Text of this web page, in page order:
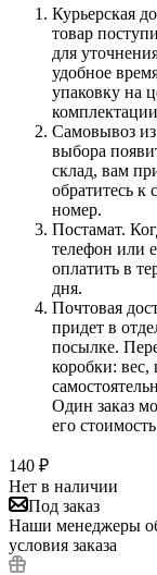
Курьерская
товар
для
удобное
упаковку на
Самовывоз
выбора
склад, вам
обратитесь к
номер.
Постамат.
телефон или
оплатить в
дня.
Почтовая
придет в
посылке.
коробки: вес,
Один заказ
его
140 ₽
Нет в наличии
Под заказ
Наши менеджеры
условия заказа